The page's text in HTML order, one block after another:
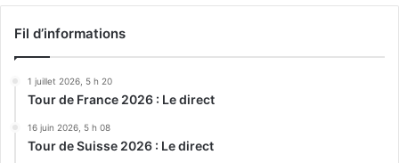
Fil d’informations
1 juillet 2026, 5 h 20
Tour de France 2026 : Le direct
16 juin 2026, 5 h 08
Tour de Suisse 2026 : Le direct